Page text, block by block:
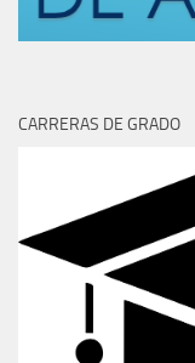
CARRERAS DE GRADO